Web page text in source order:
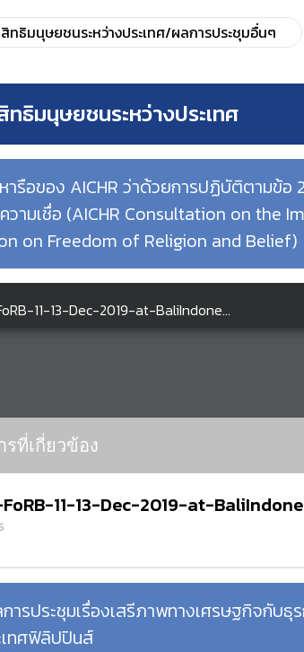
ทธิมนุษยชนระหว่างประเทศ/ผลการประชุมอื่นๆ
ทธิมนุษยชนระหว่างประเทศ
ารือของ AICHR ว่าด้วยการปฏิบัติตามข้
วามเชื่อ (AICHR Consultation on
on Freedom of Religion and Belief)
รที่เกี่ยวข้อง
11-13-Dec-2019-at-
ารประชุมเรื่องเสรีภาพทางเศรษฐกิจกั
เทศฟิลิปปินส์